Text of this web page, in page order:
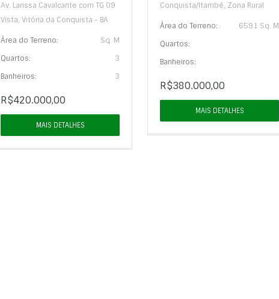
Av. Larissa Cavalcante com TG 09
Vista, Vitória da Conquista - BA
Área do Terreno:
Sq. M
Quartos:
3
Banheiros:
3
R$420.000,00
MAIS DETALHES
Conquista/Itambé, Zona Rural
Área do Terreno:
6591 Sq. M
Quartos:
Banheiros:
R$380.000,00
MAIS DETALHES